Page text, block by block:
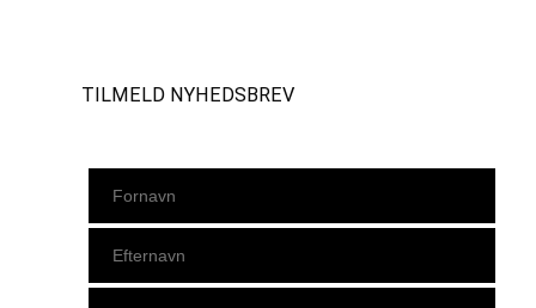
TILMELD NYHEDSBREV